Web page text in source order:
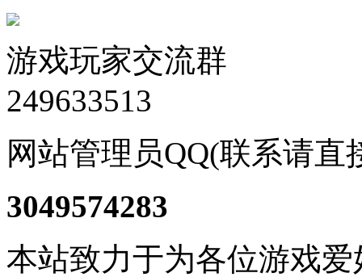
游戏玩家交流群
249633513
网站管理员QQ(联系请直
3049574283
本站致力于为各位游戏